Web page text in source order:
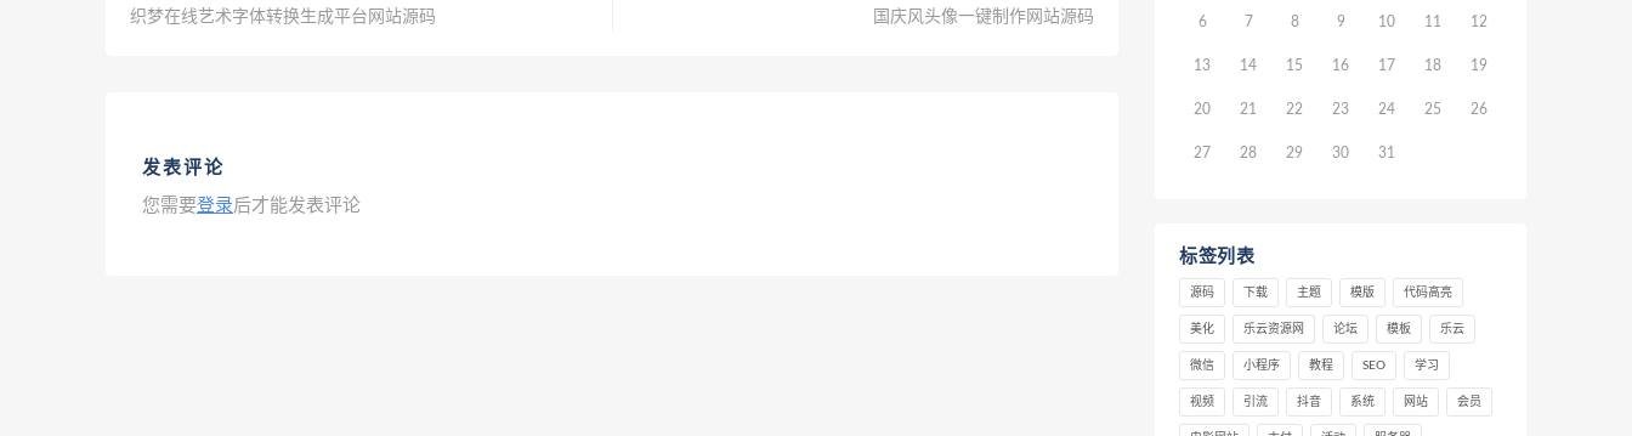
织梦在线艺术字体转换生成平台网站源码
国庆风头像一键制作网站源码
发表评论
您需要登录后才能发表评论
6 7 8 9 10 11 12
13 14 15 16 17 18 19
20 21 22 23 24 25 26
27 28 29 30 31
标签列表
源码 下载 主题 模版 代码高亮
美化 乐云资源网 论坛 模板 乐云
微信 小程序 教程 SEO 学习
视频 引流 抖音 系统 网站 会员